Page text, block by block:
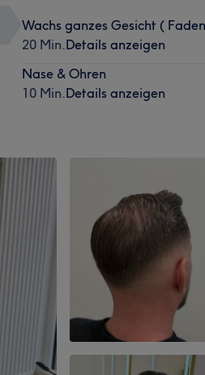
Wachs ganzes Gesicht (
20 Min.Details anzeigen
Nase & Ohren
10 Min.Details anzeigen